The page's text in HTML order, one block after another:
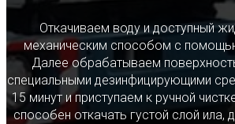
Откачиваем воду и доступный
механическим способом с
Далее обрабатываем
специальными дезинфицирующими
15 минут и приступаем к ручной
способен откачать густой слой ила,